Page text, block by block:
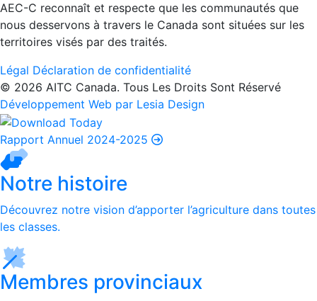
AEC-C reconnaît et respecte que les communautés que
nous desservons à travers le Canada sont situées sur les
territoires visés par des traités.
Légal Déclaration de confidentialité
© 2026 AITC Canada. Tous Les Droits Sont Réservé
Développement Web par Lesia Design
Rapport Annuel 2024-2025
Notre histoire
Découvrez notre vision d’apporter l’agriculture dans toutes
les classes.
Membres provinciaux